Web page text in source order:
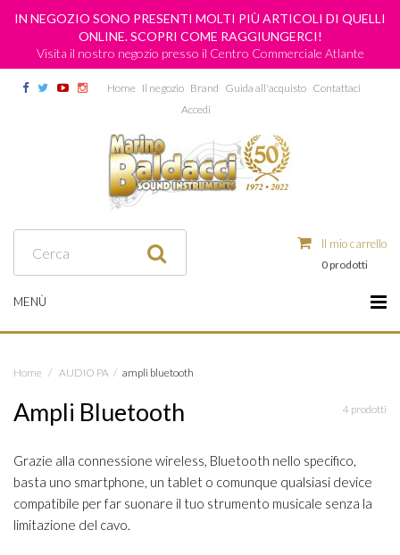
IN NEGOZIO SONO PRESENTI MOLTI PIÙ ARTICOLI DI QUELLI
ONLINE. SCOPRI COME RAGGIUNGERCI!
Visita il nostro negozio presso il Centro Commerciale Atlante
Home Il negozio Brand Guida all'acquisto Contattaci
Accedi
Il mio carrello
0 prodotti
MENÙ
Home / AUDIO PA / ampli bluetooth
4 prodotti
Ampli Bluetooth
Grazie alla connessione wireless, Bluetooth nello specifico,
basta uno smartphone, un tablet o comunque qualsiasi device
compatibile per far suonare il tuo strumento musicale senza la
limitazione del cavo.